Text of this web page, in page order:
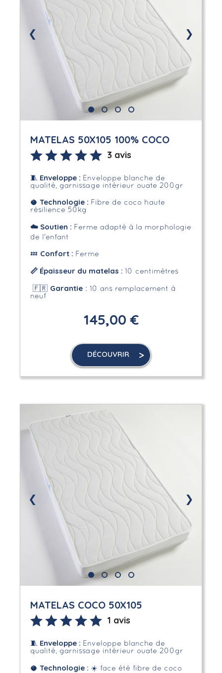
❮ ❯
MATELAS 50X105 100% COCO
3 avis
🧵 Enveloppe: Enveloppe blanche de
qualité, garnissage intérieur ouate 200gr
🥥 Technologie : Fibre de coco haute
résilience 50kg
☁️Soutien : Ferme adapté à la morphologie
de l'enfant
💤 Confort : Ferme
📏 Épaisseur du matelas : 10 centimètres
🇫🇷 Garantie: 10 ans remplacement à
neuf
145,00 €
DÉCOUVRIR
❮ ❯
MATELAS COCO 50X105
1 avis
🧵 Enveloppe: Enveloppe blanche de
qualité, garnissage intérieur ouate 200gr
🥥 Technologie : ☀️ face été fibre de coco